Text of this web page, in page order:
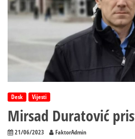
Desk Vijesti
Mirsad Duratović
21/06/2023 FaktorAdmin